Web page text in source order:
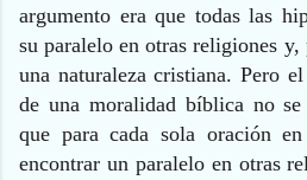
argumento era que todas las
su paralelo en otras religiones
una naturaleza cristiana. Pero
de una moralidad bíblica no
que para cada sola oración
encontrar un paralelo en otras